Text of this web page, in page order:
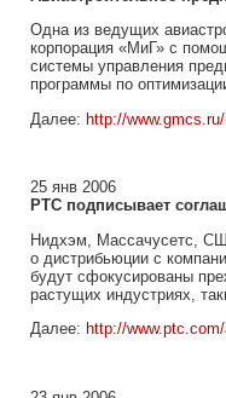
Одна из ведущих
корпорация «МиГ» с
системы управления
программы по
Далее: http://www.gmcs.ru/
25 янв 2006
PTC подписывает
Нидхэм, Массачусетс,
о дистрибьюции с
будут сфокусированы
растущих индустриях,
Далее: http://www.ptc.com/